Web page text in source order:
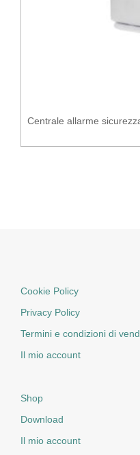
Centrale allarme
Cookie Policy
Privacy Policy
Termini e condizioni di
Il mio account
Shop
Download
Il mio account